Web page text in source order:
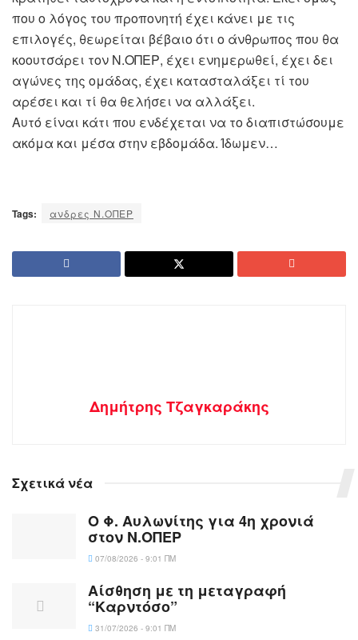
που ο λόγος του προπονητή έχει κάνει με τις
επιλογές, θεωρείται βέβαιο ότι ο άνθρωπος που θα
κοουτσάρει τον Ν.ΟΠΕΡ, έχει ενημερωθεί, έχει δει
αγώνες της ομάδας, έχει κατασταλάξει τί του
αρέσει και τί θα θελήσει να αλλάξει.
Αυτό είναι κάτι που ενδέχεται να το διαπιστώσουμε
ακόμα και μέσα στην εβδομάδα. Ίδωμεν…
Tags: ανδρες Ν.ΟΠΕΡ
Δημήτρης Τζαγκαράκης
Σχετικά νέα
Ο Φ. Αυλωνίτης για 4η χρονιά
στον Ν.ΟΠΕΡ
07/08/2026 - 9:01 ΠΜ
Αίσθηση με τη μεταγραφή
“Καρντόσο”
31/07/2026 - 9:01 ΠΜ